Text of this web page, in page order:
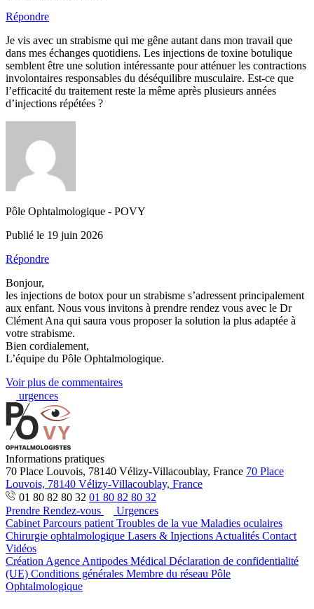
Répondre
Je vis avec un strabisme qui me gêne autant dans mon travail que
dans mes échanges quotidiens. Les injections de toxine botulique
semblent être une solution intéressante pour atténuer les contractions
involontaires responsables du déséquilibre musculaire. Est-ce que
l’efficacité du traitement reste la même après plusieurs années
d’injections répétées ?
Pôle Ophtalmologique - POVY
Publié le 19 juin 2026
Répondre
Bonjour,
les injections de botox pour un strabisme s’adressent principalement
aux enfant. Nous vous invitons à prendre rendez vous avec le Dr
Clément Ana qui saura vous proposer la solution la plus adaptée à
votre strabisme.
Bien cordialement,
L’équipe du Pôle Ophtalmologique.
Voir plus de commentaires
urgences
Informations pratiques
70 Place Louvois, 78140 Vélizy-Villacoublay, France 70 Place
Louvois, 78140 Vélizy-Villacoublay, France
01 80 82 80 32 01 80 82 80 32
Prendre Rendez-vous
Urgences
Cabinet Parcours patient Troubles de la vue Maladies oculaires
Chirurgie ophtalmologique Lasers & Injections Actualités Contact
Vidéos
Création Agence Antipodes Médical Déclaration de confidentialité
(UE) Conditions générales Membre du réseau Pôle
Ophtalmologique